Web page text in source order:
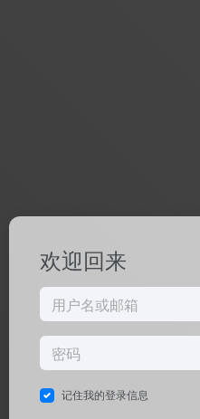
欢迎回来
记住我的登录信息